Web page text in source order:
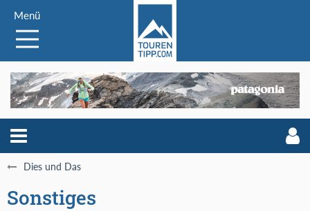
Menü
Dies und Das
Sonstiges